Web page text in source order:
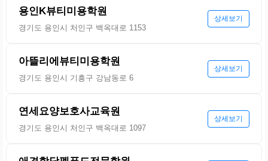
용인K뷰티미용학원
경기도 용인시 처인구 백옥대로 1153
상세보기
아뜰리에뷰티미용학원
경기도 용인시 기흥구 강남동로 6
상세보기
연세요양보호사교육원
경기도 용인시 처인구 백옥대로 1097
상세보기